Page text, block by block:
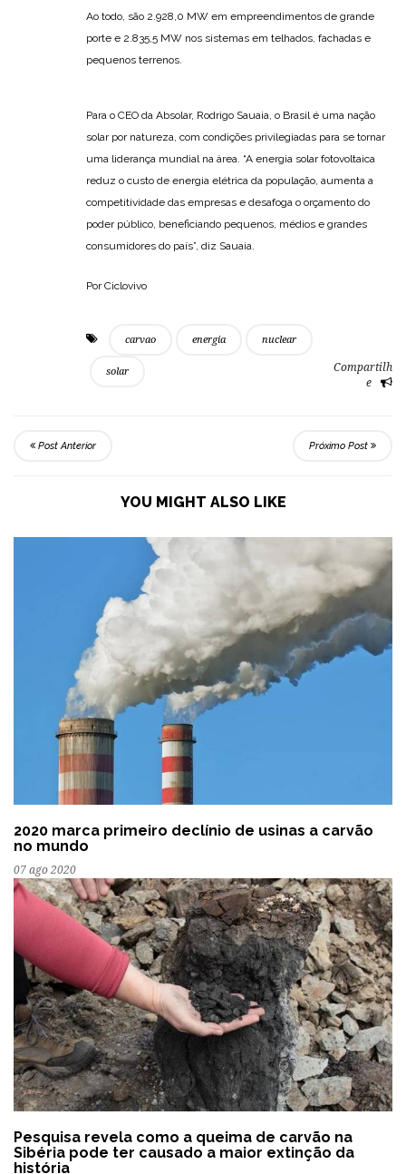
Ao todo, são 2.928,0 MW em empreendimentos de grande
porte e 2.835,5 MW nos sistemas em telhados, fachadas e
pequenos terrenos.
Para o CEO da Absolar, Rodrigo Sauaia, o Brasil é uma nação
solar por natureza, com condições privilegiadas para se tornar
uma liderança mundial na área. “A energia solar fotovoltaica
reduz o custo de energia elétrica da população, aumenta a
competitividade das empresas e desafoga o orçamento do
poder público, beneficiando pequenos, médios e grandes
consumidores do país”, diz Sauaia.
Por Ciclovivo
carvao energia nuclear
solar
Compartilh
e
Post Anterior Próximo Post
YOU MIGHT ALSO LIKE
2020 marca primeiro declínio de usinas a carvão
no mundo
07 ago 2020
Pesquisa revela como a queima de carvão na
Sibéria pode ter causado a maior extinção da
história